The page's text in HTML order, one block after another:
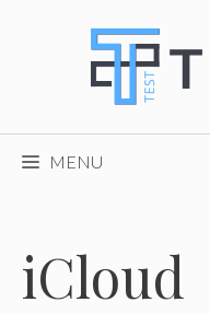
MENU
iCloud